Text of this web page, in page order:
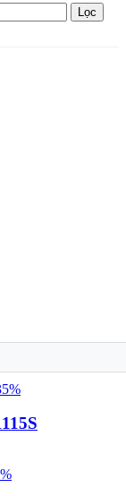
Lọc